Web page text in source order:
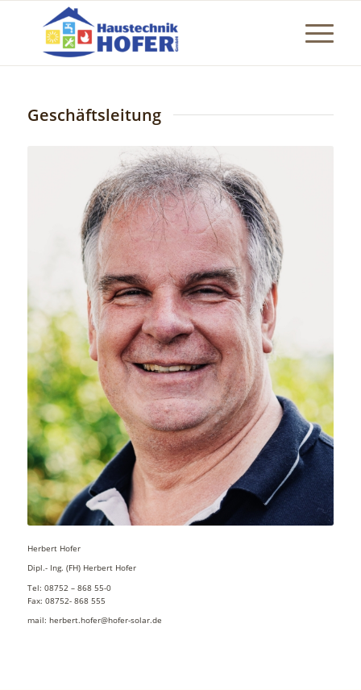
Geschäftsleitung
Herbert Hofer
Dipl.- Ing. (FH) Herbert Hofer
Tel: 08752 – 868 55-0
Fax: 08752- 868 555
mail: herbert.hofer@hofer-solar.de